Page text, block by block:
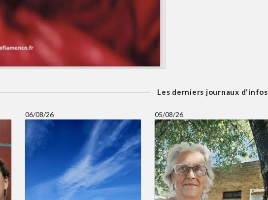
Les derniers journaux d'infos
06/08/26 05/08/26